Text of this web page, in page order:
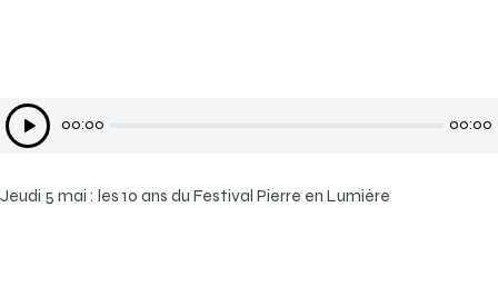
Lecteur
audio
00:00 00:00
Jeudi 5 mai : les 10 ans du Festival Pierre en Lumière